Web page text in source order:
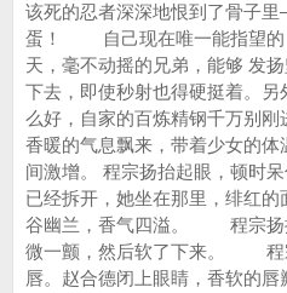
该死的忍者深深地恨到了骨子
蛋！ 自己现在唯一能指望的
天，毫不动摇的兄弟，能够 发
下去，即使秒射也得硬挺着。
么好，自家的百炼精钢千万
香暖的气息飘来，带着少女的
间激增。 程宗扬抬起眼，顿
已经拆开，她坐在那里，绯红
谷幽兰，香气四溢。 程宗扬
微一颤，然后软了下来。 程
唇。赵合德闭上眼睛，香软的